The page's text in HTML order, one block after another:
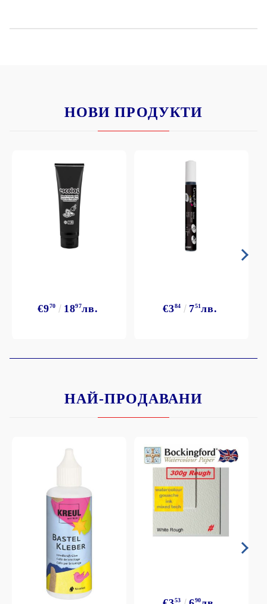
НОВИ ПРОДУКТИ
€970 1897лв. €384 751лв.
НАЙ-ПРОДАВАНИ
53 90